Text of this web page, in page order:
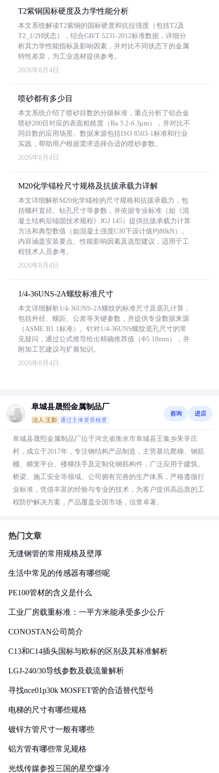
T2紫铜国标硬度及力学性能分析
本文系统解读T2紫铜的国标硬度和抗拉强度（包括T2及
T2_1/2H状态），结合GB/T 5231-2012标准数据，详细分
析其力学性能指标及影响因素，并对比不同状态下的金属
特性差异，为工业选材提供参考。
2026年8月4日
喷砂都有多少目
本文系统介绍了喷砂目数的分级标准，重点分析了铝合金
喷砂200目对应的表面粗糙度（Ra 3.2-6.3μm），并对比不
同目数的应用场景。数据来源包括ISO 8503-1标准和行业
实践，帮助用户根据需求选择合适的喷砂参数。
2026年8月4日
M20化学锚栓尺寸规格及抗拔承载力详解
本文详细解析M20化学锚栓的尺寸规格和抗拔承载力，包
括螺杆直径、钻孔尺寸等参数，并依据专业标准（如《混
凝土结构后锚固技术规程》JGJ 145）提供抗拔承载力计算
方法和典型数值（如混凝土强度C30下设计值约80kN）。
内容涵盖安装要点、性能影响因素及选型建议，适用于工
程技术人员参考。
2026年8月4日
1/4-36UNS-2A螺纹标准尺寸
本文详细解析1/4-36UNS-2A螺纹的标准尺寸及底孔计算，
包括外径、螺距、公差等关键参数，并提供专业数据来源
（ASME B1.1标准）。针对1/4-36UNS螺纹底孔尺寸的常
见疑问，通过公式推导给出精确推荐值（Φ5.18mm），并
附加工艺建议与扩展知识。
2026年8月4日
阜城县晟熙金属制品厂
法人:王影 通过主体资质核查
咨询 进店
阜城县晟熙金属制品厂位于河北省衡水市阜城县王集乡朱辛庄
村，成立于2017年，专注钢结构产品制造，主营基坑爬梯、钢筋
棚、梯笼平台、楼梯扶手及定制化钢筋构件，广泛应用于建筑、
桥梁、施工安全等领域。公司拥有完善的生产体系，严格遵循行
业标准，凭借丰富的经验与专业的技术，为客户提供高品质的工
程防护解决方案，产品覆盖全国市场，信誉卓著。
热门文章
无缝钢管的常用规格及壁厚
生活中常见的传感器有哪些呢
PE100管材的含义是什么
工业厂房载重标准：一平方米能承受多少公斤
CONOSTAN公司简介
C13和C14插头国标与欧标的区别及其标准解析
LGJ-240/30导线参数及载流量解析
寻找nce01p30k MOSFET管的合适替代型号
电梯的尺寸有哪些规格
镀锌方管尺寸一般有哪些
铝方管有哪些常见规格
光线传媒参投三国的星空爆冷